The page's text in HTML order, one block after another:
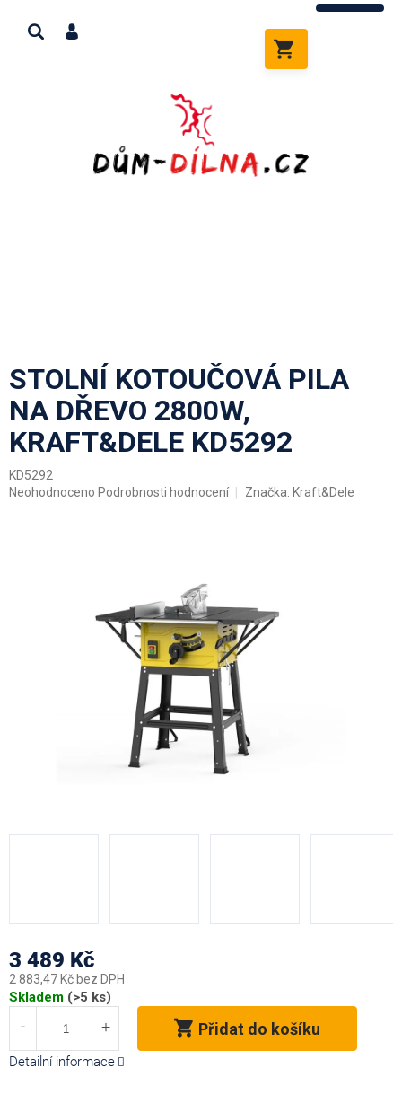
obsah
KOŠÍK
STOLNÍ KOTOUČOVÁ PILA
NA DŘEVO 2800W,
KRAFT&DELE KD5292
KD5292
Průměrné
Neohodnoceno Podrobnosti hodnocení Značka: Kraft&Dele
3 489 Kč
2 883,47 Kč bez DPH
Měrná
Skladem (>5 ks)
Přidat do košíku
Detailní informace